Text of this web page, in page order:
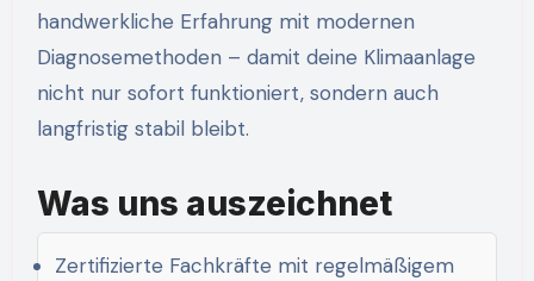
handwerkliche Erfahrung mit modernen
Diagnosemethoden – damit deine Klimaanlage
nicht nur sofort funktioniert, sondern auch
langfristig stabil bleibt.
Was uns auszeichnet
Zertifizierte Fachkräfte mit regelmäßigem